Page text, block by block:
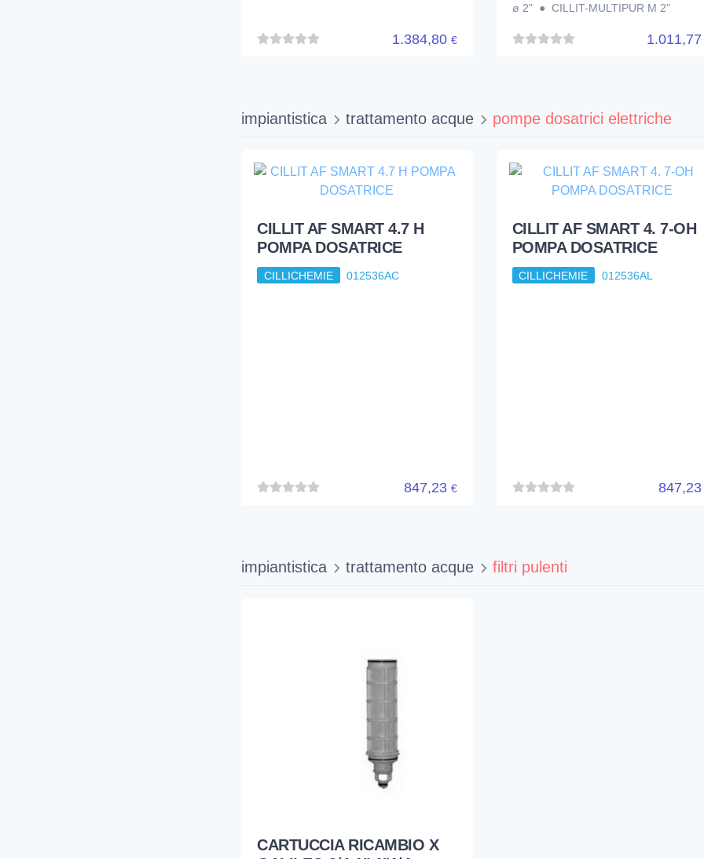
1.384,80 €
ø 2" ● CILLIT-MULTIPUR M 2"
impiantistica trattamento acque pompe dosatrici elettriche
CILLIT AF SMART 4.7 H
POMPA DOSATRICE
CILLICHEMIE 012536AC
847,23 €
CILLIT AF SMART 4. 7-OH
POMPA DOSATRICE
CILLICHEMIE 012536AL
impiantistica trattamento acque filtri pulenti
CARTUCCIA RICAMBIO X